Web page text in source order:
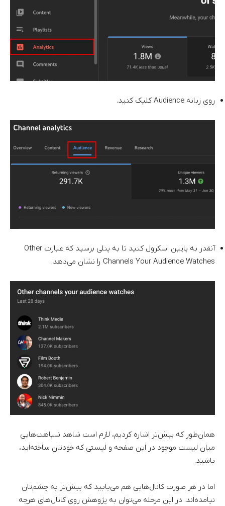
روی زبانه Audience کلیک کنید.
آنقدر به پایین اسکرول کنید تا به پنلی برسید که عبارت Other
Channels Your Audience Watches را نشان می‌دهد.
همان‌طور که پیش‌تر اشاره کردیم، لازم است شاهد شباهت‌هایی
میان لیست موجود در این صفحه و لیستی که خودتان ساخته‌اید،
باشید.
اما در هر صورت کانال‌هایی هم می‌یابید که پیش‌تر به چشم‌تان
نیامده‌اند. در این مرحله می‌توان به پژوهش روی کانال‌های هرچه